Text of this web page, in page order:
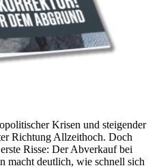
Krisen und steigender
Richtung Allzeithoch. Doch
Risse: Der Abverkauf bei
macht deutlich, wie schnell sich